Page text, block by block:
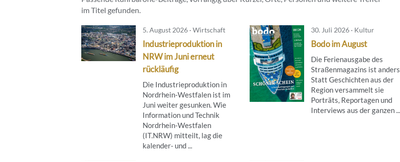
im Titel gefunden.
5. August 2026 · Wirtschaft
Industrieproduktion in
NRW im Juni erneut
rückläufig
Die Industrieproduktion in
Nordrhein-Westfalen ist im
Juni weiter gesunken. Wie
Information und Technik
Nordrhein-Westfalen
(IT.NRW) mitteilt, lag die
kalender- und ...
30. Juli 2026 · Kultur
Bodo im August
Die Ferienausgabe des
Straßenmagazins ist anders.
Statt Geschichten aus der
Region versammelt sie
Porträts, Reportagen und
Interviews aus der ganzen ...